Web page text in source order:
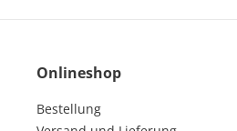
Onlineshop
Bestellung